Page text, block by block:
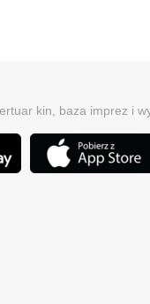
kin, baza imprez i